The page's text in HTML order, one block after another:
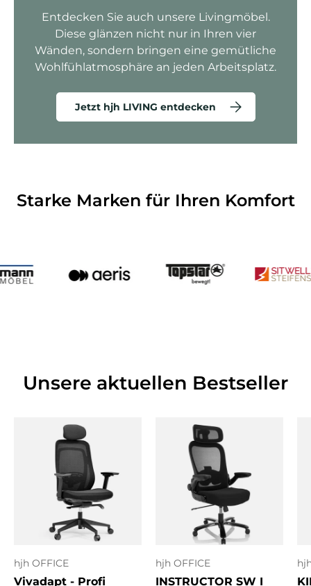
Entdecken Sie auch unsere Livingmöbel.
Diese glänzen nicht nur in Ihren vier
Wänden, sondern bringen eine gemütliche
Wohlfühlatmosphäre an jeden Arbeitsplatz.
Jetzt hjh LIVING entdecken
Starke Marken für Ihren Komfort
Unsere aktuellen Bestseller
hjh OFFICE
Vivadapt - Profi
hjh OFFICE
INSTRUCTOR SW I